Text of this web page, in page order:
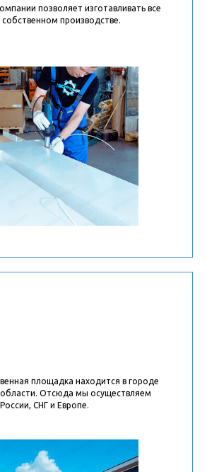
позволяет изготавливать все
производстве.
площадка находится в городе
Отсюда мы осуществляем
СНГ и Европе.